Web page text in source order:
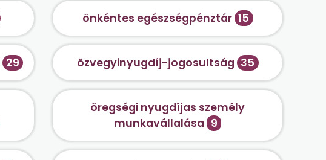
önkéntes egészségpénztár 15
29 özvegyinyugdíj-jogosultság 35
öregségi nyugdíjas személy
munkavállalása 9